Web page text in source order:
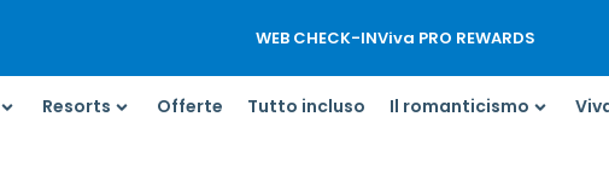
WEB CHECK-INViva PRO REWARDS
Resorts Offerte Tutto incluso Il romanticismo